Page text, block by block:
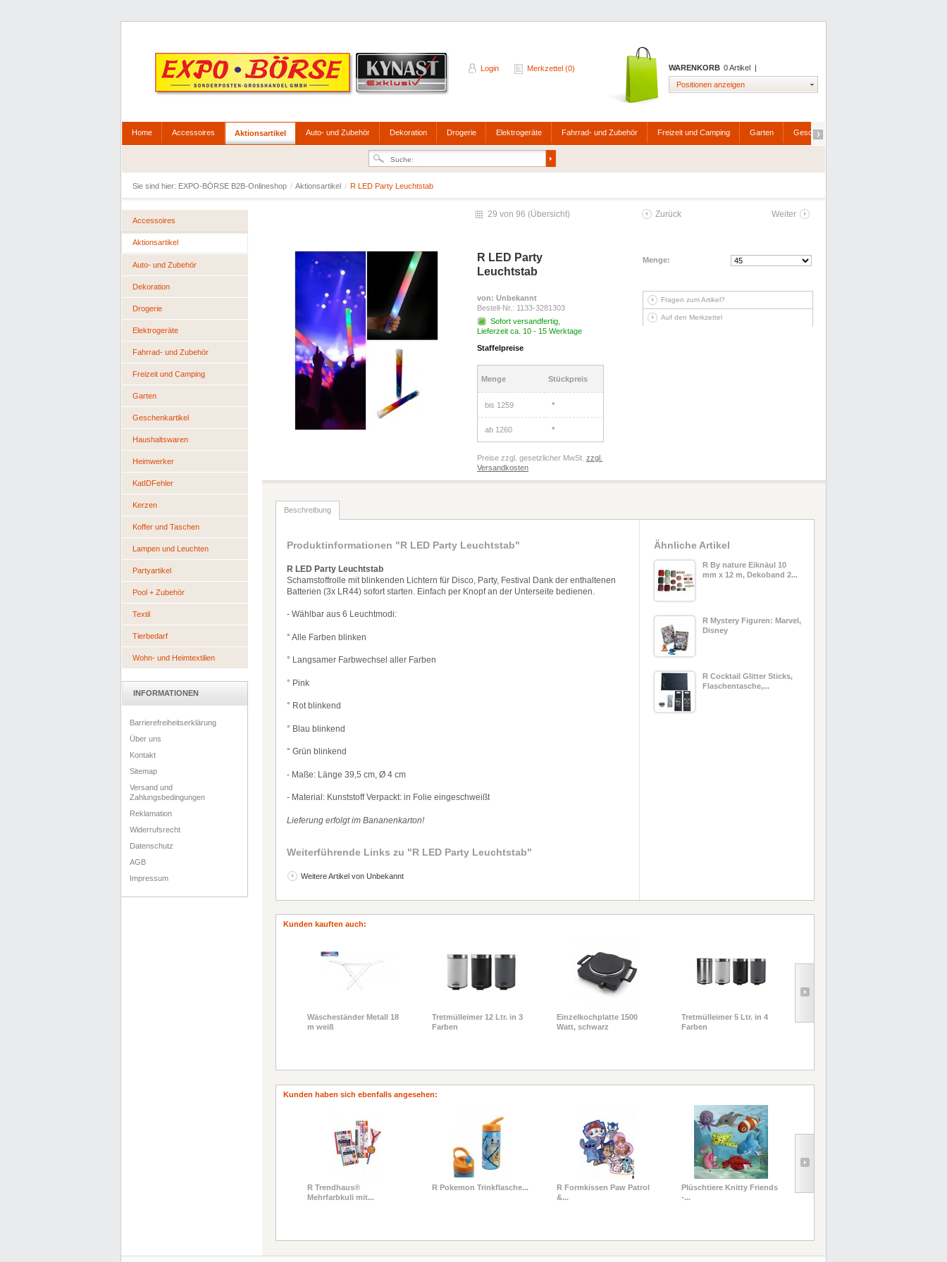
Login Merkzettel (0) WARENKORB 0 Artikel |
Positionen anzeigen
Home Accessoires Aktionsartikel Auto- und Zubehör Dekoration Drogerie Elektrogeräte Fahrrad- und Zubehör Freizeit und Camping Garten Geschenkartikel
Sie sind hier: EXPO-BÖRSE B2B-Onlineshop / Aktionsartikel / R LED Party Leuchtstab
Accessoires
Aktionsartikel
Auto- und Zubehör
Dekoration
Drogerie
Elektrogeräte
Fahrrad- und Zubehör
Freizeit und Camping
Garten
Geschenkartikel
Haushaltswaren
Heimwerker
KatIDFehler
Kerzen
Koffer und Taschen
Lampen und Leuchten
Partyartikel
Pool + Zubehör
Textil
Tierbedarf
Wohn- und Heimtextilien
INFORMATIONEN
Barrierefreiheitserklärung
Über uns
Kontakt
Sitemap
Versand und
Zahlungsbedingungen
Reklamation
Widerrufsrecht
Datenschutz
AGB
Impressum
29 von 96 (Übersicht) Zurück Weiter
R LED Party
Leuchtstab
von: Unbekannt
Bestell-Nr.: 1133-3281303
Sofort versandfertig,
Lieferzeit ca. 10 - 15 Werktage
Staffelpreise
Menge Stückpreis
bis 1259 *
ab 1260 *
Preise zzgl. gesetzlicher MwSt. zzgl.
Versandkosten
Menge:
Fragen zum Artikel?
Auf den Merkzettel
Beschreibung
Produktinformationen "R LED Party Leuchtstab"
R LED Party Leuchtstab
Schamstoffrolle mit blinkenden Lichtern für Disco, Party, Festival Dank der enthaltenen
Batterien (3x LR44) sofort starten. Einfach per Knopf an der Unterseite bedienen.
- Wählbar aus 6 Leuchtmodi:
° Alle Farben blinken
° Langsamer Farbwechsel aller Farben
° Pink
° Rot blinkend
° Blau blinkend
° Grün blinkend
- Maße: Länge 39,5 cm,Ø 4 cm
- Material: Kunststoff Verpackt: in Folie eingeschweißt
Lieferung erfolgt im Bananenkarton!
Weiterführende Links zu "R LED Party Leuchtstab"
Weitere Artikel von Unbekannt
Ähnliche Artikel
R By nature Eiknäul 10
mm x 12 m, Dekoband 2...
R Mystery Figuren: Marvel,
Disney
R Cocktail Glitter Sticks,
Flaschentasche,...
Kunden kauften auch:
Wäscheständer Metall 18
m weiß
Tretmülleimer 12 Ltr. in 3
Farben
Einzelkochplatte 1500
Watt, schwarz
Tretmülleimer 5 Ltr. in 4
Farben
Kunden haben sich ebenfalls angesehen:
R Trendhaus®
Mehrfarbkuli mit...
R Pokemon Trinkflasche...
R Formkissen Paw Patrol
&...
Plüschtiere Knitty Friends
-...